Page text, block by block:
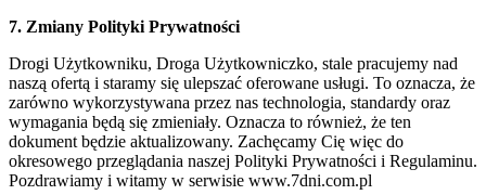
7. Zmiany Polityki Prywatności
Drogi Użytkowniku, Droga Użytkowniczko, stale pracujemy nad
naszą ofertą i staramy się ulepszać oferowane usługi. To oznacza, że
zarówno wykorzystywana przez nas technologia, standardy oraz
wymagania będą się zmieniały. Oznacza to również, że ten
dokument będzie aktualizowany. Zachęcamy Cię więc do
okresowego przeglądania naszej Polityki Prywatności i Regulaminu.
Pozdrawiamy i witamy w serwisie www.7dni.com.pl